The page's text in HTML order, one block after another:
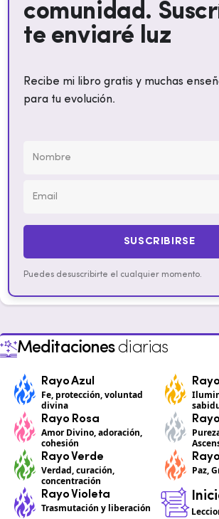
comunidad.
te enviaré luz
Recibe mi libro gratis y muchas
para tu evolución.
SUSCRIBIRSE
Puedes desuscribirte el cualquier momento.
Meditacionesdiarias
Rayo Azul
Fe, protección, voluntad
divina
Rayo Rosa
Amor Divino, adoración,
cohesión
Rayo Verde
Verdad, curación,
concentración
Paz,
Rayo Violeta
Trasmutación y liberación